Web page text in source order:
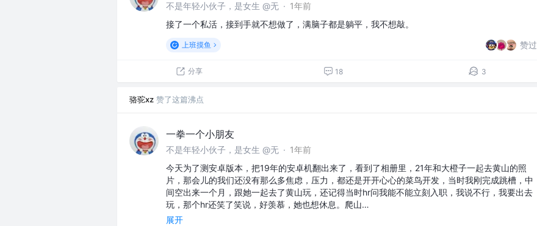
不是年轻小伙子，是女生 @无 · 1年前
接了一个私活，接到手就不想做了，满脑子都是躺平，我不想敲。
上班摸鱼 赞过
分享 18 3
骆驼xz 赞了这篇沸点
一拳一个小朋友
不是年轻小伙子，是女生 @无 · 1年前
今天为了测安卓版本，把19年的安卓机翻出来了，看到了相册里，21年和大橙子一起去黄山的照
片，那会儿的我们还没有那么多焦虑，压力，都还是开开心心的菜鸟开发，当时我刚完成跳槽，中
间空出来一个月，跟她一起去了黄山玩，还记得当时hr问我能不能立刻入职，我说不行，我要出去
玩，那个hr还笑了笑说，好羡慕，她也想休息。爬山…
展开